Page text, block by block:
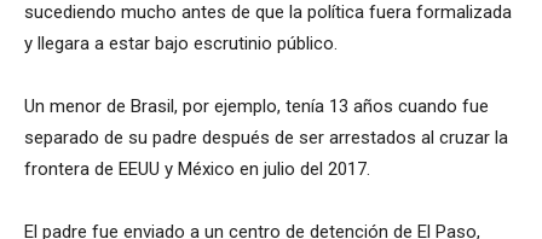
sucediendo mucho antes de que la política fuera formalizada
y llegara a estar bajo escrutinio público.
Un menor de Brasil, por ejemplo, tenía 13 años cuando fue
separado de su padre después de ser arrestados al cruzar la
frontera de EEUU y México en julio del 2017.
El padre fue enviado a un centro de detención de El Paso,